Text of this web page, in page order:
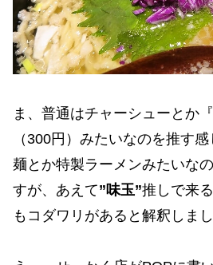
ま、普通はチャーシューとか
（300円）みたいなのを推す
麺とか特製ラーメンみたいな
すが、あえて”味玉”推しで来
もコダワリがあると解釈しまし